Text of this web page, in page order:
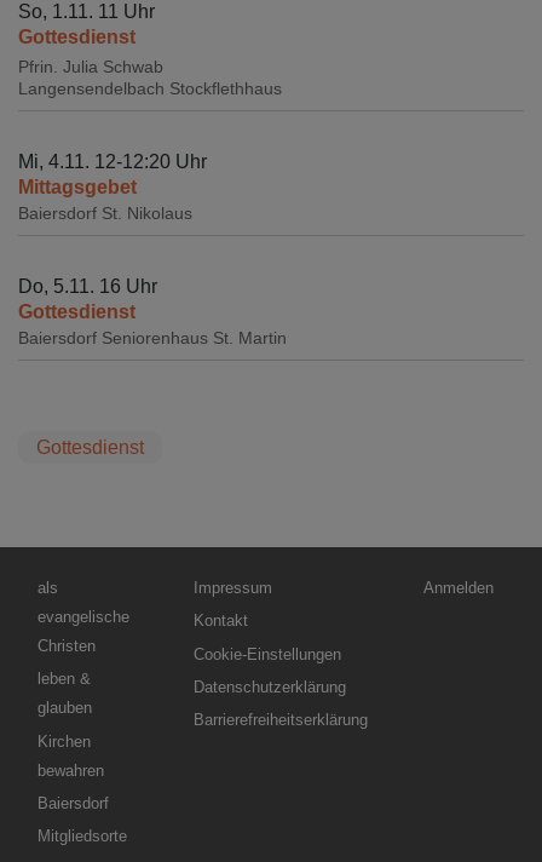
So, 1.11. 11 Uhr
Gottesdienst
Pfrin. Julia Schwab
Langensendelbach Stockflethhaus
Mi, 4.11. 12-12:20 Uhr
Mittagsgebet
Baiersdorf St. Nikolaus
Do, 5.11. 16 Uhr
Gottesdienst
Baiersdorf Seniorenhaus St. Martin
Gottesdienst
Hauptnavigation
als
evangelische
Christen
leben &
glauben
Kirchen
bewahren
Baiersdorf
Mitgliedsorte
Fußbereichsmenü
Impressum
Kontakt
Cookie-Einstellungen
Datenschutzerklärung
Barrierefreiheitserklärung
Benutzermenü
Anmelden